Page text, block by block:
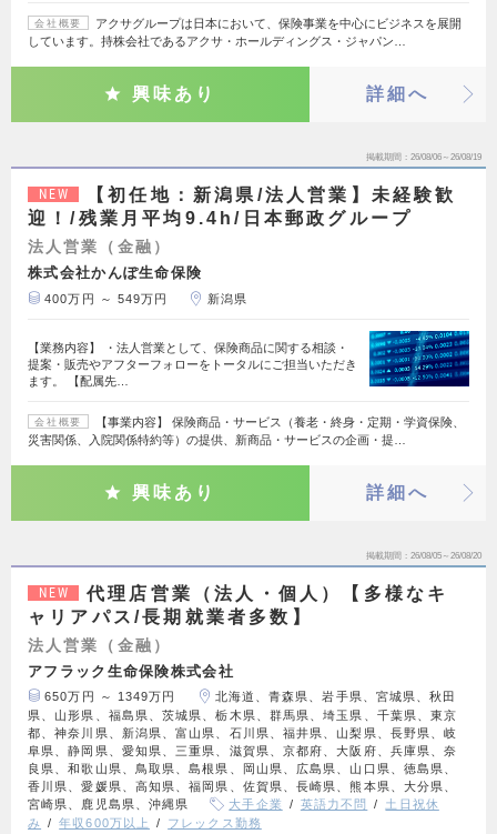
会社概要
アクサグループは日本において、保険事業を中心にビジネスを展開
しています。持株会社であるアクサ・ホールディングス・ジャパン…
興味あり 詳細へ
掲載期間 26/08/06～26/08/19
NEW
【初任地：新潟県/法人営業】未経験歓
迎！/残業月平均9.4h/日本郵政グループ
法人営業（金融）
株式会社かんぽ生命保険
400万円 ～ 549万円 新潟県
【業務内容】 ・法人営業として、保険商品に関する相談・
提案・販売やアフターフォローをトータルにご担当いただき
ます。 【配属先…
会社概要
【事業内容】 保険商品・サービス（養老・終身・定期・学資保険、
災害関係、入院関係特約等）の提供、新商品・サービスの企画・提…
興味あり 詳細へ
掲載期間 26/08/05～26/08/20
NEW
代理店営業（法人・個人）【多様なキ
ャリアパス/長期就業者多数】
法人営業（金融）
アフラック生命保険株式会社
650万円 ～ 1349万円
北海道、青森県、岩手県、宮城県、秋田
県、山形県、福島県、茨城県、栃木県、群馬県、埼玉県、千葉県、東京
都、神奈川県、新潟県、富山県、石川県、福井県、山梨県、長野県、岐
阜県、静岡県、愛知県、三重県、滋賀県、京都府、大阪府、兵庫県、奈
良県、和歌山県、鳥取県、島根県、岡山県、広島県、山口県、徳島県、
香川県、愛媛県、高知県、福岡県、佐賀県、長崎県、熊本県、大分県、
宮崎県、鹿児島県、沖縄県
大手企業 英語力不問
土日祝休
み
年収600万以上 フレックス勤務